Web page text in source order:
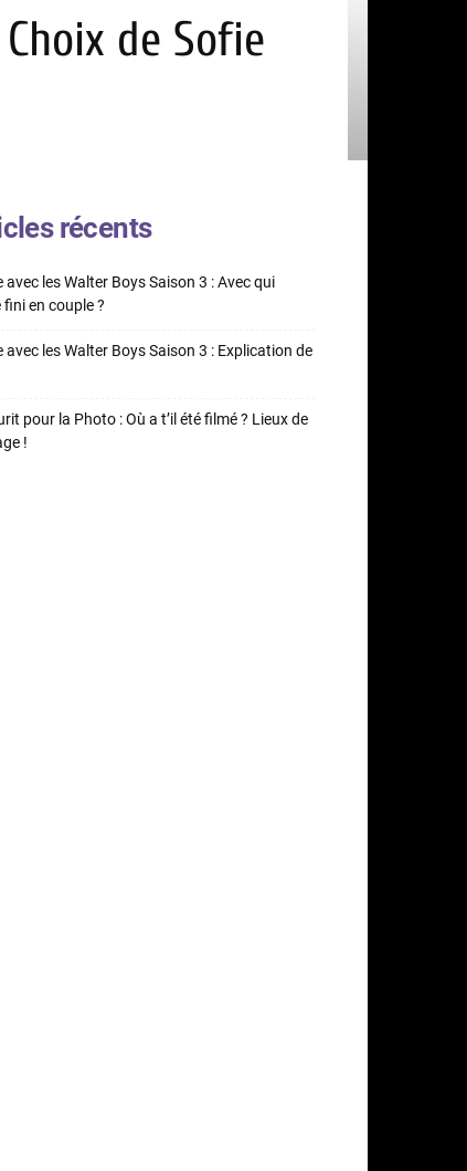
de Sofie
récents
avec les Walter Boys Saison 3 : Avec qui
en couple ?
avec les Walter Boys Saison 3 : Explication de
pour la Photo : Où a t’il été filmé ? Lieux de
!